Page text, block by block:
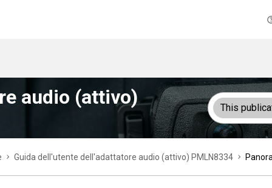
audio (attivo) This
Guida dell'utente dell'adattatore audio (attivo) PMLN8334